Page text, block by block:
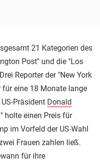
21 Kategorien des
Post" und die "Los
Reporter der "New York
eine 18 Monate lange
Präsident Donald
holte einen Preis für
im Vorfeld der US-Wahl
Frauen zahlen ließ.
für ihre